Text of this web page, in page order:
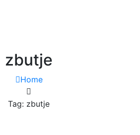
zbutje
Home
Tag: zbutje